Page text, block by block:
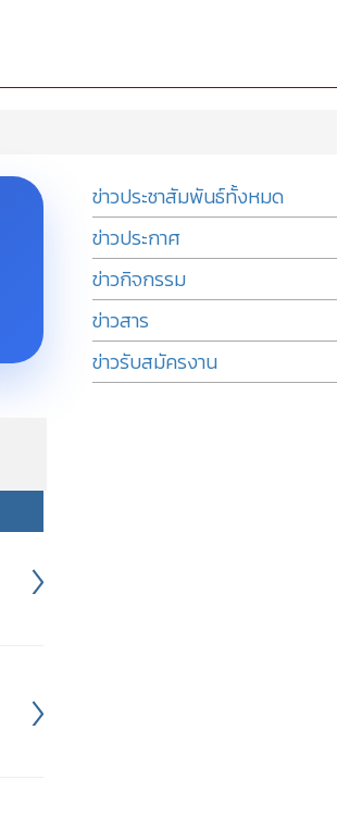
ข่าวประชาสัมพันธ์ทั้งหมด
ข่าวประกาศ
ข่าวกิจกรรม
ข่าวสาร
ข่าวรับสมัครงาน